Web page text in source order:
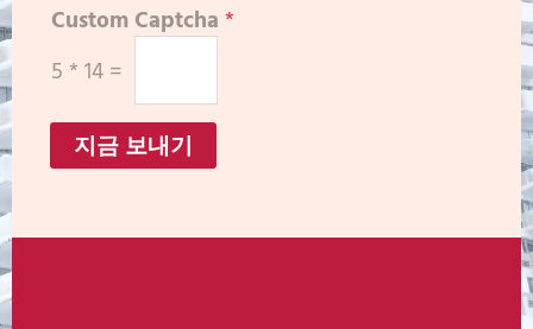
Custom Captcha *
5 * 14 =
지금 보내기